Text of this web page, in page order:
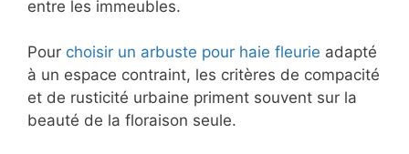
entre les immeubles.
Pour choisir un arbuste pour haie fleurie adapté
à un espace contraint, les critères de compacité
et de rusticité urbaine priment souvent sur la
beauté de la floraison seule.